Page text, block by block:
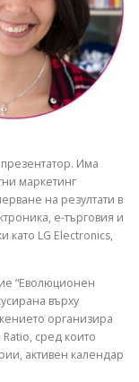
Има
маркетинг
на резултати в
е-търговия и
като LG Electronics,
“Еволюционен
върху
организира
Ratio, сред които
активен календар